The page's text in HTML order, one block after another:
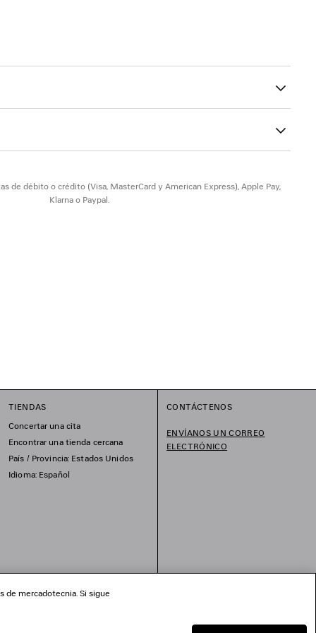
en la parte delantera, la parte trasera y las mangas
de débito o crédito (Visa, MasterCard y American Express), Apple Pay,
Klarna o Paypal.
TIENDAS
Concertar una cita
Encontrar una tienda cercana
País / Provincia: Estados Unidos
Idioma: Español
CONTÁCTENOS
ENVÍANOS UN CORREO
ELECTRÓNICO
de mercadotecnia. Si sigue